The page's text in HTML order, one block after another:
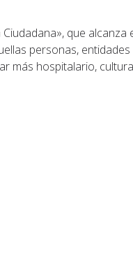
que
personas,
más hospitalario,